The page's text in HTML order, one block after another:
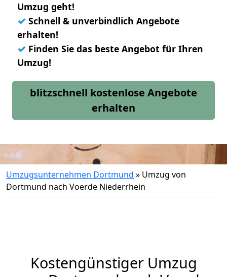
Umzug geht!
✓ Schnell & unverbindlich Angebote
erhalten!
✓ Finden Sie das beste Angebot für Ihren
Umzug!
blitzschnell kostenlose Angebote
erhalten
Umzugsunternehmen Dortmund » Umzug von
Dortmund nach Voerde Niederrhein
Kostengünstiger Umzug